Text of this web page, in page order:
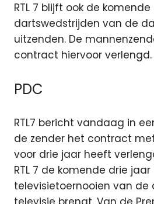
RTL 7 blijft ook de
dartswedstrijden van de
uitzenden. De
contract hiervoor verlengd.
PDC
RTL7 bericht vandaag in
de zender het contract
voor drie jaar heeft
RTL 7 de komende drie
televisietoernooien van de